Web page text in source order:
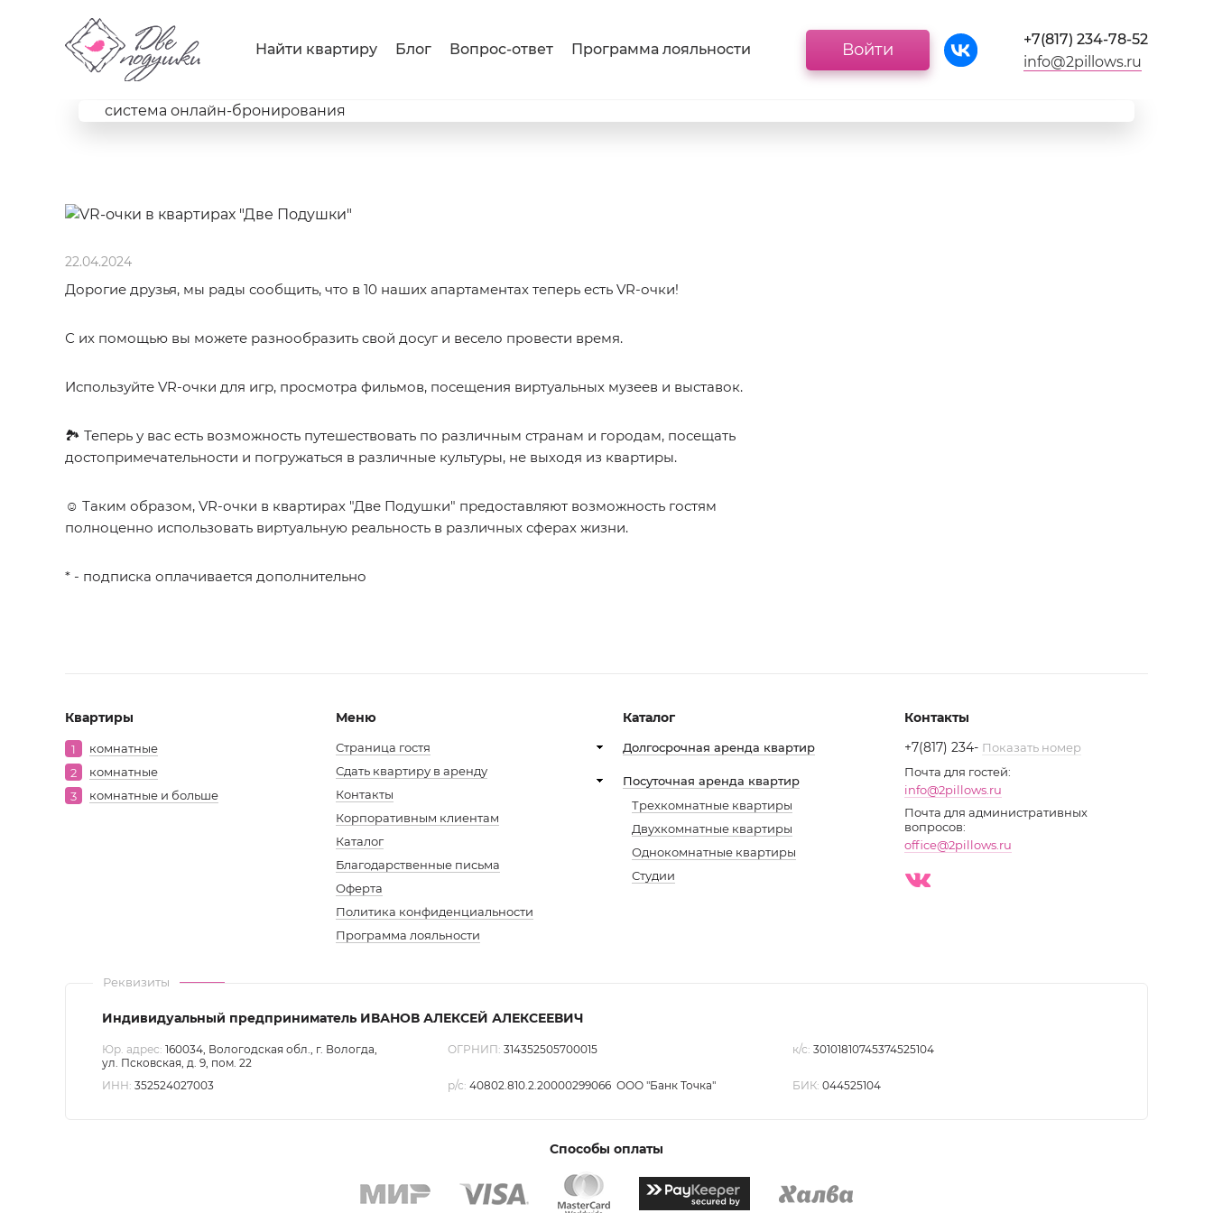
Main
Найти квартиру Блог Вопрос-ответ Программа лояльности Войти
+7(817) 234-78-52
info@2pillows.ru
Снять
посуточно
Вологде.
система онлайн-бронирования
22.04.2024
Дорогие друзья, мы рады сообщить, что в 10 наших апартаментах теперь есть VR-очки!
С их помощью вы можете разнообразить свой досуг и весело провести время.
Используйте VR-очки для игр, просмотра фильмов, посещения виртуальных музеев и выставок.
🏞 Теперь у вас есть возможность путешествовать по различным странам и городам, посещать
достопримечательности и погружаться в различные культуры, не выходя из квартиры.
☺️ Таким образом, VR-очки в квартирах "Две Подушки" предоставляют возможность гостям
полноценно использовать виртуальную реальность в различных сферах жизни.
* - подписка оплачивается дополнительно
Квартиры
1
комнатные
2
комнатные
3
комнатные и больше
Меню
Меню
в
подвале
Страница гостя
Сдать квартиру в аренду
Контакты
Корпоративным клиентам
Каталог
Благодарственные письма
Оферта
Политика конфиденциальности
Доп.
Вологда
Программа лояльности
Каталог
Долгосрочная аренда квартир
Посуточная аренда квартир
Трехкомнатные квартиры
Двухкомнатные квартиры
Однокомнатные квартиры
Студии
Контакты
+7(817) 234- Показать номер
Почта для гостей:
info@2pillows.ru
Почта для административных
вопросов:
office@2pillows.ru
Реквизиты
Индивидуальный предприниматель ИВАНОВ АЛЕКСЕЙ АЛЕКСЕЕВИЧ
Юр. адрес: 160034, Вологодская обл., г. Вологда,
ул. Псковская, д. 9, пом. 22
ОГРНИП: 314352505700015 к/с: 30101810745374525104
ИНН: 352524027003 р/с: 40802.810.2.20000299066 ООО "Банк Точка" БИК: 044525104
Способы оплаты